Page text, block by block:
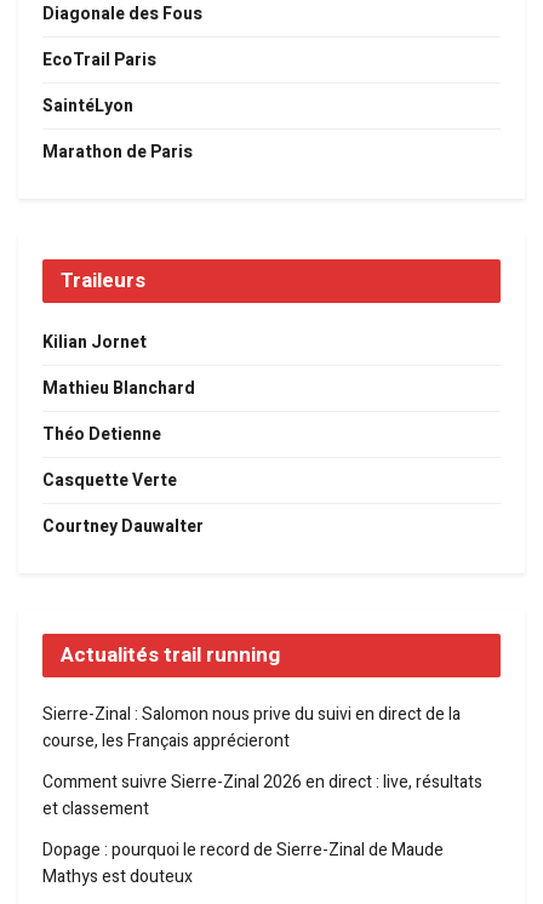
Diagonale des Fous
EcoTrail Paris
SaintéLyon
Marathon de Paris
Traileurs
Kilian Jornet
Mathieu Blanchard
Théo Detienne
Casquette Verte
Courtney Dauwalter
Actualités trail running
Sierre-Zinal : Salomon nous prive du suivi en direct de la
course, les Français apprécieront
Comment suivre Sierre-Zinal 2026 en direct : live, résultats
et classement
Dopage : pourquoi le record de Sierre-Zinal de Maude
Mathys est douteux